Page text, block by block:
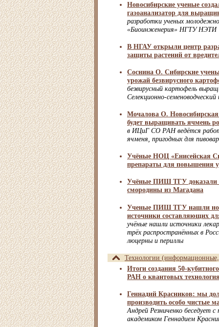
Новосибирские ученые
газоанализатор для
разработки ученых
«Биоинженерия» НГТУ НЭТИ
В НГАУ открыли центр
защиты растений от
Соснина О. Сибирские
урожай безвирусного
безвирусный картофель
Селекционно-
Мочалова О.
будет выращивать ячмень
в ИЦиГ СО РАН ведётся
ячменя, пригодных для
Учёные НОЦ «Енисейская
препараты для повышения
Учёные ПИШ ТГУ доказали
смородины из Магадана
Ученые ПИШ ТГУ нашли
источники составляющих
учёные нашли источники
трёх распространённых в
люцерны и периллы
Технологии
Итоги создания 50-
РАН о квантовых
Геннадий Красников: мы
производить особо чистые
Андрей Резниченко беседует
академиком Геннадием